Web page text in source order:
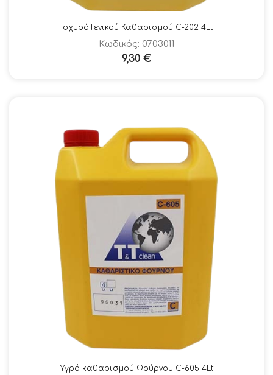
Ισχυρό Γενικού Καθαρισμού C-202 4Lt
Κωδικός: 0703011
9,30 €
Υγρό καθαρισμού Φούρνου C-605 4Lt